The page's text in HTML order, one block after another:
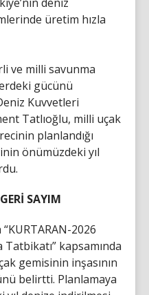
üretim hızla
ve milli savunma
gücünü
Kuvvetleri
Tatlıoğlu, milli uçak
planlandığı
önümüzdeki yıl
SAYIM
2026
kapsamında
gemisinin inşasının
belirtti. Planlamaya